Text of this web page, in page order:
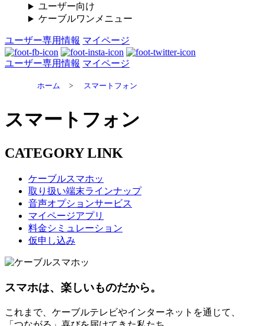
ユーザー向け
ケーブルワンメニュー
ユーザー専用情報 マイページ
ユーザー専用情報 マイページ
ホーム > スマートフォン
スマートフォン
CATEGORY LINK
ケーブルスマホッ
取り扱い端末ラインナップ
音声オプションサービス
マイページアプリ
料金シミュレーション
仮申し込み
スマホは、楽しいものだから。
これまで、ケーブルテレビやインターネットを通じて、